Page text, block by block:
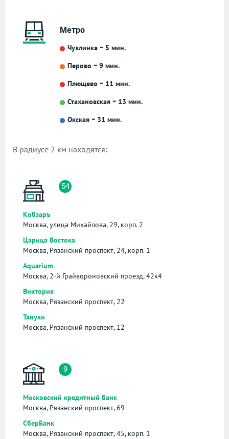
Метро
Чухлинка ~ 5 мин.
Перово ~ 9 мин.
Плющево ~ 11 мин.
Стахановская ~ 13 мин.
Окская ~ 31 мин.
В радиусе 2 км находятся:
54
Кобзаръ
Москва, улица Михайлова, 29, корп. 2
Царица Востока
Москва, Рязанский проспект, 24, корп. 1
Aquarium
Москва, 2-й Грайвороновский проезд, 42к4
Виктория
Москва, Рязанский проспект, 22
Тануки
Москва, Рязанский проспект, 12
9
Московский кредитный банк
Москва, Рязанский проспект, 69
СберБанк
Москва, Рязанский проспект, 45, корп. 1